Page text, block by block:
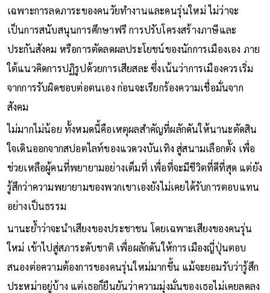
เฉพาะการลดภาระของคนวัยทำงานและคนรุ่นใหม่ ไม่ว่าจะ
เป็นการสนับสนุนการศึกษาฟรี การปรับโครงสร้างภาษีและ
ประกันสังคม หรือการตัดลดผลประโยชน์ของนักการเมืองเอง ภาย
ใต้แนวคิดการปฏิรูปด้วยการเสียสละ ซึ่งเน้นว่าการเมืองควรเริ่ม
จากการรับผิดชอบต่อตนเอง ก่อนจะเรียกร้องความเชื่อมั่นจาก
สังคม
ไม่มากไม่น้อย ทั้งหมดนี้คือเหตุผลสำคัญที่ผลักดันให้นานะตัดสิน
ใจเดินออกจากสปอตไลท์ของแวดวงบันเทิง สู่สนามเลือกตั้ง เพื่อ
ช่วยเหลือผู้คนที่พยายามอย่างเต็มที่ เพื่อที่จะมีชีวิตที่ดีที่สุด แต่ยัง
รู้สึกว่าความพยายามของพวกเขาเองยังไม่เคยได้รับการตอบแทน
อย่างเป็นธรรม
นานะย้ำว่าจะนำเสียงของประชาชน โดยเฉพาะเสียงของคนรุ่น
ใหม่ เข้าไปสู่สภาระดับชาติ เพื่อผลักดันให้การเมืองญี่ปุ่นตอบ
สนองต่อความต้องการของคนรุ่นใหม่มากขึ้น แม้จะยอมรับว่ารู้สึก
ประหม่าอยู่บ้าง แต่เธอก็ยืนยันว่าความมุ่งมั่นของเธอไม่เคยลดลง